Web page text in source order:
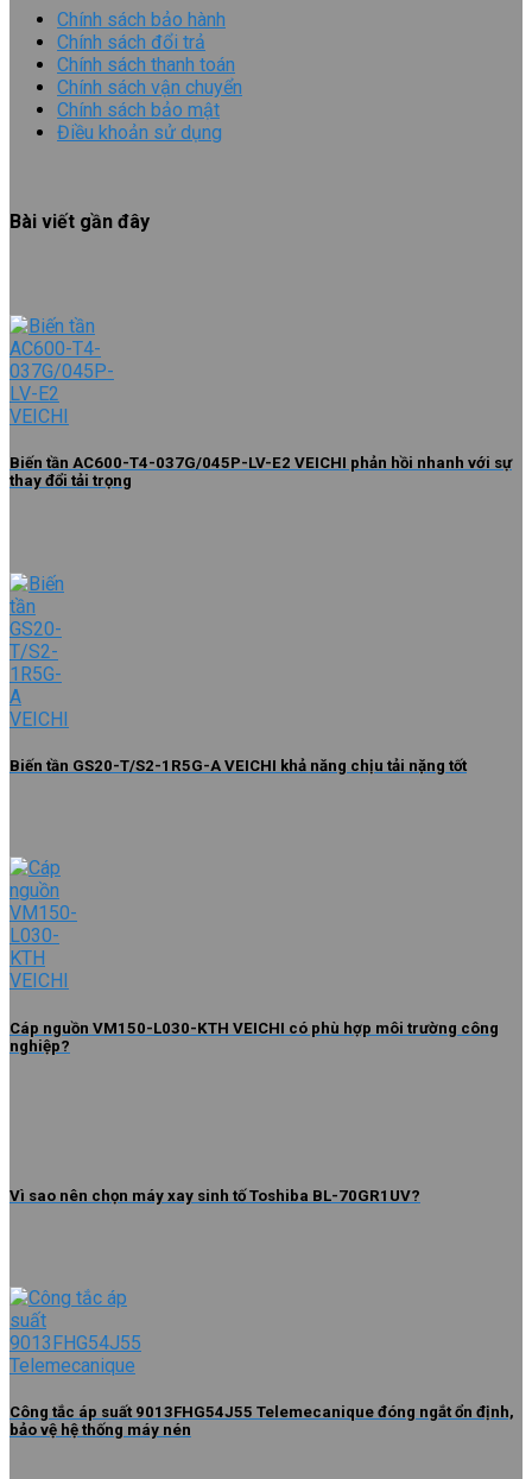
Chính sách bảo hành
Chính sách đổi trả
Chính sách thanh toán
Chính sách vận chuyển
Chính sách bảo mật
Điều khoản sử dụng
Bài viết gần đây
Biến tần AC600-T4-037G/045P-LV-E2 VEICHI phản hồi nhanh với sự
thay đổi tải trọng
Biến tần GS20-T/S2-1R5G-A VEICHI khả năng chịu tải nặng tốt
Cáp nguồn VM150-L030-KTH VEICHI có phù hợp môi trường công
nghiệp?
Vì sao nên chọn máy xay sinh tố Toshiba BL-70GR1UV?
Công tắc áp suất 9013FHG54J55 Telemecanique đóng ngắt ổn định,
bảo vệ hệ thống máy nén